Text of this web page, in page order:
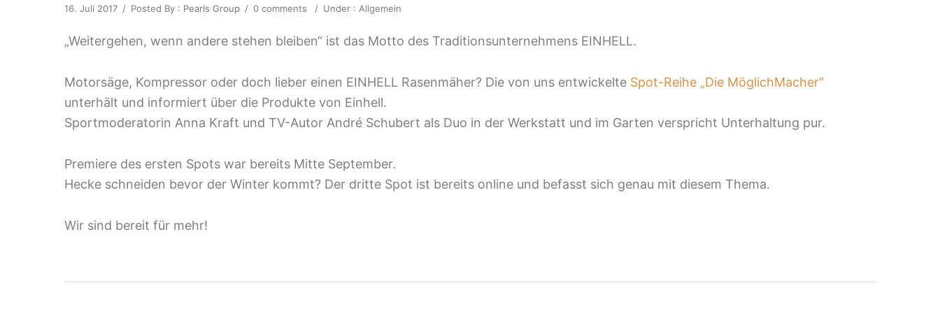
16. Juli 2017 / Posted By : Pearls Group / 0 comments / Under : Allgemein
„Weitergehen, wenn andere stehen bleiben“ ist das Motto des Traditionsunternehmens EINHELL.
Motorsäge, Kompressor oder doch lieber einen EINHELL Rasenmäher? Die von uns entwickelte Spot-Reihe „Die MöglichMacher“
unterhält und informiert über die Produkte von Einhell.
Sportmoderatorin Anna Kraft und TV-Autor André Schubert als Duo in der Werkstatt und im Garten verspricht Unterhaltung pur.
Premiere des ersten Spots war bereits Mitte September.
Hecke schneiden bevor der Winter kommt? Der dritte Spot ist bereits online und befasst sich genau mit diesem Thema.
Wir sind bereit für mehr!